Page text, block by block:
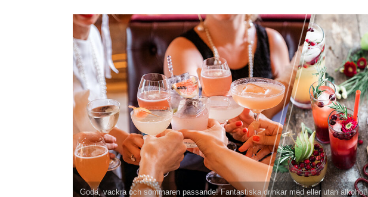
Goda, vackra och sommaren passande! Fantastiska drinkar med eller utan alkohol!